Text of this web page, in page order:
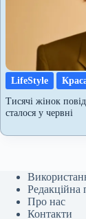
LifeStyle
Тисячі жінок
сталося у червні
Редакційна
Про нас
Контакти